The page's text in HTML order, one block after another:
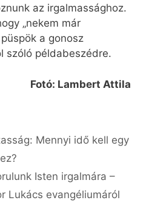
az irgalmassághoz.
„nekem már
a gonosz
szóló példabeszédre.
Fotó: Lambert Attila
Mennyi idő kell egy
Isten irgalmára –
Lukács evangéliumáról